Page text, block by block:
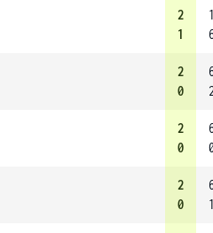
2
1
1
2
0
2
0
2
0
1